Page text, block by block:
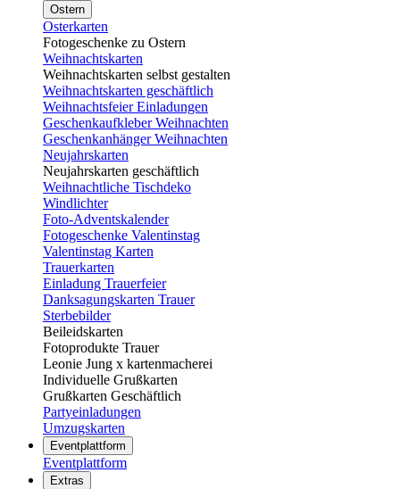
Ostern
Osterkarten
Fotogeschenke zu Ostern
Weihnachtskarten
Weihnachtskarten selbst gestalten
Weihnachtskarten geschäftlich
Weihnachtsfeier Einladungen
Geschenkaufkleber Weihnachten
Geschenkanhänger Weihnachten
Neujahrskarten
Neujahrskarten geschäftlich
Weihnachtliche Tischdeko
Windlichter
Foto-Adventskalender
Fotogeschenke Valentinstag
Valentinstag Karten
Trauerkarten
Einladung Trauerfeier
Danksagungskarten Trauer
Sterbebilder
Beileidskarten
Fotoprodukte Trauer
Leonie Jung x kartenmacherei
Individuelle Grußkarten
Grußkarten Geschäftlich
Partyeinladungen
Umzugskarten
Eventplattform
Eventplattform
Extras